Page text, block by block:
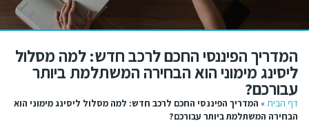
המדריך הפיננסי החכם לרכב חדש: למה מסלול
ליסינג מימוני הוא הבחירה המשתלמת ביותר
עבורכם?
דף הבית » המדריך הפיננסי החכם לרכב חדש: למה מסלול ליסינג מימוני הוא
הבחירה המשתלמת ביותר עבורכם?